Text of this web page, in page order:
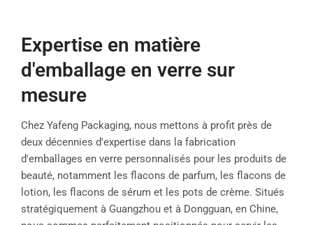
Expertise en matière
d'emballage en verre sur
mesure
Chez Yafeng Packaging, nous mettons à profit près de
deux décennies d'expertise dans la fabrication
d'emballages en verre personnalisés pour les produits de
beauté, notamment les flacons de parfum, les flacons de
lotion, les flacons de sérum et les pots de crème. Situés
stratégiquement à Guangzhou et à Dongguan, en Chine,